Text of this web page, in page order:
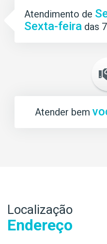
Atendimento de
Sexta-feira das
Atender bem
Localização
Endereço